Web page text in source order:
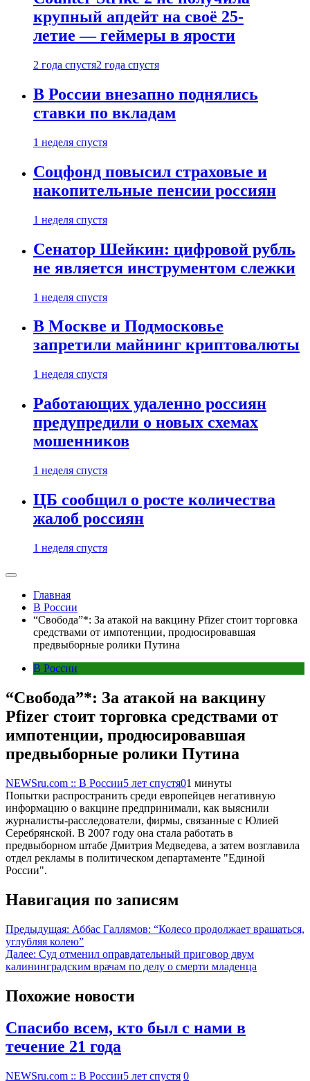
крупный апдейт на своё 25-
летие — геймеры в ярости
2 года спустя2 года спустя
В России внезапно поднялись
ставки по вкладам
1 неделя спустя
Соцфонд повысил страховые и
накопительные пенсии россиян
1 неделя спустя
Сенатор Шейкин: цифровой рубль
не является инструментом слежки
1 неделя спустя
В Москве и Подмосковье
запретили майнинг криптовалюты
1 неделя спустя
Работающих удаленно россиян
предупредили о новых схемах
мошенников
1 неделя спустя
ЦБ сообщил о росте количества
жалоб россиян
1 неделя спустя
Главная
В России
“Свобода”*: За атакой на вакцину Pfizer стоит торговка
средствами от импотенции, продюсировавшая
предвыборные ролики Путина
В России
“Свобода”*: За атакой на вакцину
Pfizer стоит торговка средствами от
импотенции, продюсировавшая
предвыборные ролики Путина
NEWSru.com :: В России5 лет спустя01 минуты
Попытки распространить среди европейцев негативную
информацию о вакцине предпринимали, как выяснили
журналисты-расследователи, фирмы, связанные с Юлией
Серебрянской. В 2007 году она стала работать в
предвыборном штабе Дмитрия Медведева, а затем возглавила
отдел рекламы в политическом департаменте "Единой
России".
Навигация по записям
Предыдущая: Аббас Галлямов: “Колесо продолжает вращаться,
углубляя колею”
Далее: Суд отменил оправдательный приговор двум
калининградским врачам по делу о смерти младенца
Похожие новости
Спасибо всем, кто был с нами в
течение 21 года
NEWSru.com :: В России5 лет спустя 0